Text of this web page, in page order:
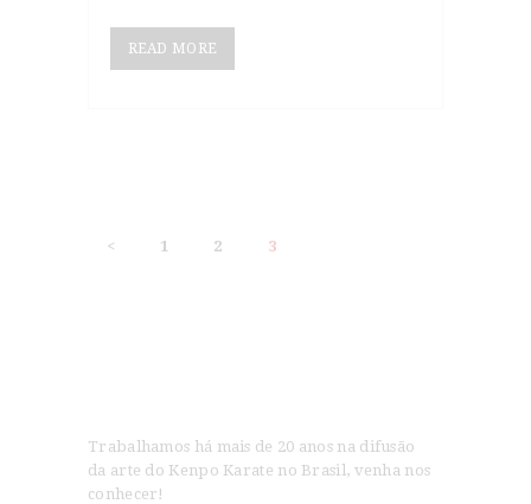
READ MORE
PAGINAÇÃO
< PAGE
1 PAGE
2 PAGE
3
Trabalhamos há mais de 20 anos na difusão
da arte do Kenpo Karate no Brasil, venha nos
conhecer!